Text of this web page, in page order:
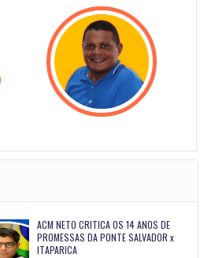
ACM NETO CRITICA OS 14 ANOS DE
PROMESSAS DA PONTE SALVADOR x
ITAPARICA